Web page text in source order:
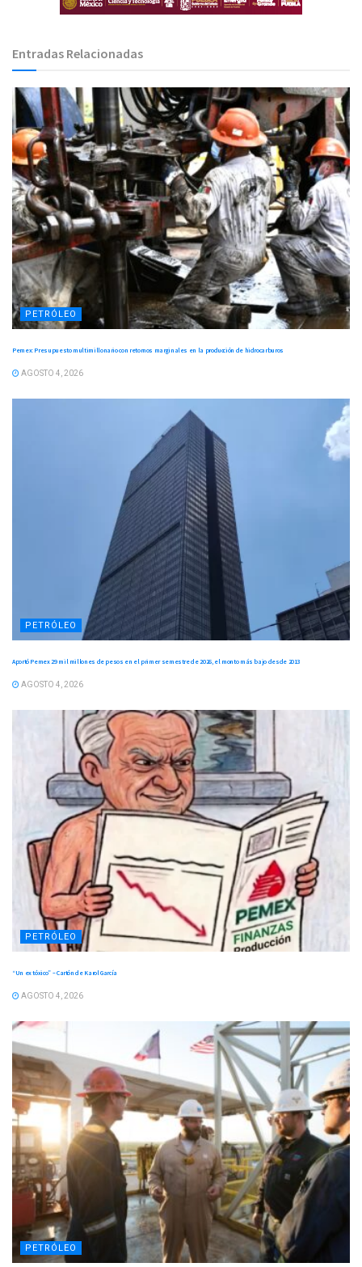
Entradas Relacionadas
PETRÓLEO
Pemex: Presupuesto multimillonario con retornos marginales en la producción de hidrocarburos
AGOSTO 4, 2026
PETRÓLEO
Aportó Pemex 29 mil millones de pesos en el primer semestre de 2026, el monto más bajo desde 2013
AGOSTO 4, 2026
PETRÓLEO
“Un ex tóxico” – Cartón de Karol García
AGOSTO 4, 2026
PETRÓLEO